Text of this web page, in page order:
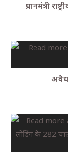
प्रधानमंत्री
अवैध